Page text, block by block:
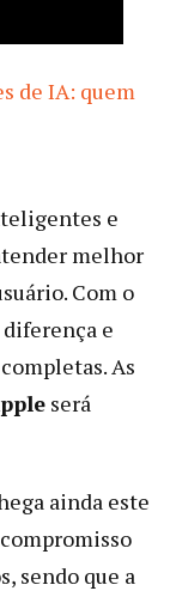
de IA: quem
e
melhor
Com o
e
As
será
ainda este
sendo que a